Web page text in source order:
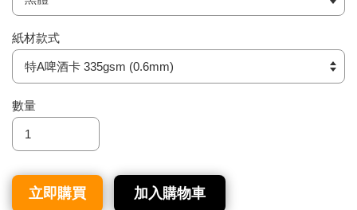
紙材款式
數量
立即購買 加入購物車